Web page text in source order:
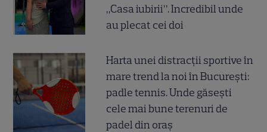
„Casa iubirii”. Incredibil unde
au plecat cei doi
Harta unei distracții sportive în
mare trend la noi în București:
padle tennis. Unde găsești
cele mai bune terenuri de
padel din oraș